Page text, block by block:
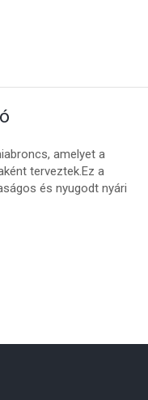
amelyet a
terveztek.Ez a
és nyugodt nyári